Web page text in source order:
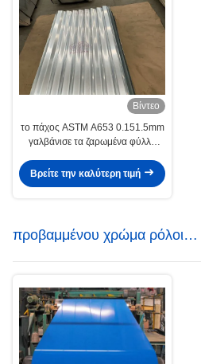
Βίντεο
το πάχος ASTM A653 0.151.5mm
γαλβάνισε τα ζαρωμένα φύλλα
Βρείτε την καλύτερη τιμή
προβαμμένου χρώμα ρόλοι
χάλυβα